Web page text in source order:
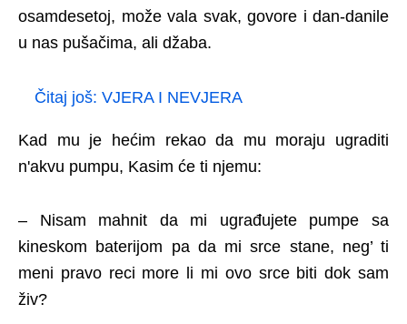
osamdesetoj, može vala svak, govore i dan-danile
u nas pušačima, ali džaba.
Čitaj još: VJERA I NEVJERA
Kad mu je hećim rekao da mu moraju ugraditi
n'akvu pumpu, Kasim će ti njemu:
– Nisam mahnit da mi ugrađujete pumpe sa
kineskom baterijom pa da mi srce stane, neg’ ti
meni pravo reci more li mi ovo srce biti dok sam
živ?